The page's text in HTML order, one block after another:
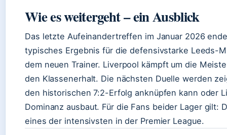
Wie es weitergeht – ein Ausblick
Das letzte Aufeinandertreffen im Januar 2026
typisches Ergebnis für die defensivstarke Leeds-
dem neuen Trainer. Liverpool kämpft um die
den Klassenerhalt. Die nächsten Duelle werden
den historischen 7:2-Erfolg anknüpfen kann oder
Dominanz ausbaut. Für die Fans beider Lager gilt:
eines der intensivsten in der Premier League.